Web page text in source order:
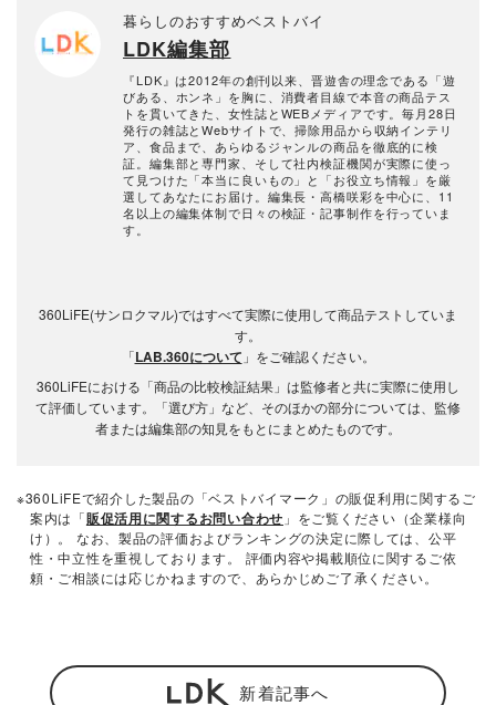
暮らしのおすすめベストバイ
LDK編集部
『LDK』は2012年の創刊以来、晋遊舎の理念である「遊
びある、ホンネ」を胸に、消費者目線で本音の商品テス
トを貫いてきた、女性誌とWEBメディアです。毎月28日
発行の雑誌とWebサイトで、掃除用品から収納インテリ
ア、食品まで、あらゆるジャンルの商品を徹底的に検
証。編集部と専門家、そして社内検証機関が実際に使っ
て見つけた「本当に良いもの」と「お役立ち情報」を厳
選してあなたにお届け。編集長・高橋咲彩を中心に、11
名以上の編集体制で日々の検証・記事制作を行っていま
す。
360LiFE(サンロクマル)ではすべて実際に使用して商品テストしていま
す。
「LAB.360について 」をご確認ください。
360LiFEにおける「商品の比較検証結果」は監修者と共に実際に使用し
て評価しています。「選び方」など、そのほかの部分については、監修
者または編集部の知見をもとにまとめたものです。
※360LiFEで紹介した製品の「ベストバイマーク」の販促利用に関するご
案内は「販促活用に関するお問い合わせ 」をご覧ください（企業様向
け）。 なお、製品の評価およびランキングの決定に際しては、公平
性・中立性を重視しております。 評価内容や掲載順位に関するご依
頼・ご相談には応じかねますので、あらかじめご了承ください。
新着記事へ